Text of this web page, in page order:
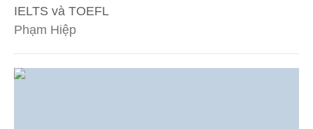
IELTS và TOEFL
Phạm Hiệp